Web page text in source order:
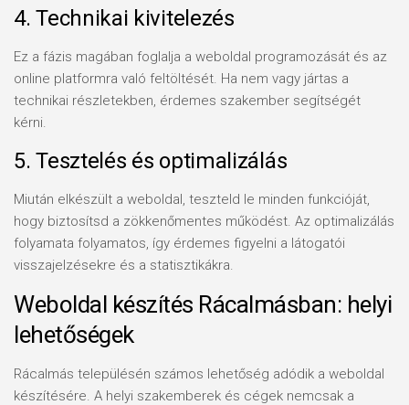
4. Technikai kivitelezés
Ez a fázis magában foglalja a weboldal programozását és az
online platformra való feltöltését. Ha nem vagy jártas a
technikai részletekben, érdemes szakember segítségét
kérni.
5. Tesztelés és optimalizálás
Miután elkészült a weboldal, teszteld le minden funkcióját,
hogy biztosítsd a zökkenőmentes működést. Az optimalizálás
folyamata folyamatos, így érdemes figyelni a látogatói
visszajelzésekre és a statisztikákra.
Weboldal készítés Rácalmásban: helyi
lehetőségek
Rácalmás településén számos lehetőség adódik a weboldal
készítésére. A helyi szakemberek és cégek nemcsak a